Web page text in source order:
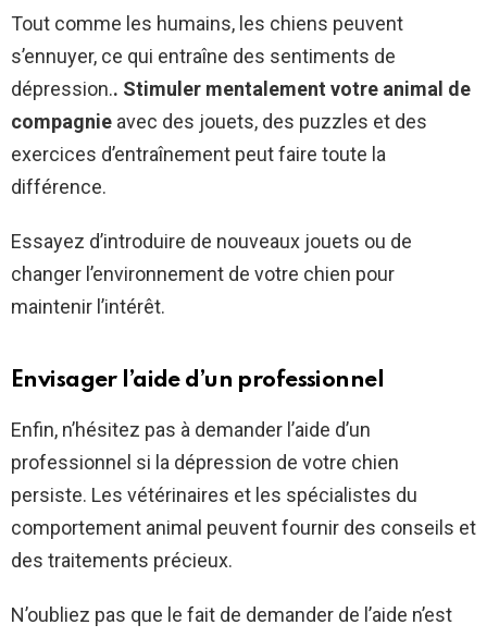
Tout comme les humains, les chiens peuvent
s’ennuyer, ce qui entraîne des sentiments de
dépression.. Stimuler mentalement votre animal de
compagnie avec des jouets, des puzzles et des
exercices d’entraînement peut faire toute la
différence.
Essayez d’introduire de nouveaux jouets ou de
changer l’environnement de votre chien pour
maintenir l’intérêt.
Envisager l’aide d’un professionnel
Enfin, n’hésitez pas à demander l’aide d’un
professionnel si la dépression de votre chien
persiste. Les vétérinaires et les spécialistes du
comportement animal peuvent fournir des conseils et
des traitements précieux.
N’oubliez pas que le fait de demander de l’aide n’est